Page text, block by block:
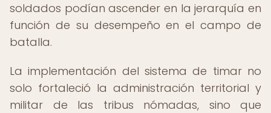
soldados podían ascender en la jerarquía en
función de su desempeño en el campo de
batalla.
La implementación del sistema de timar no
solo fortaleció la administración territorial y
militar de las tribus nómadas, sino que